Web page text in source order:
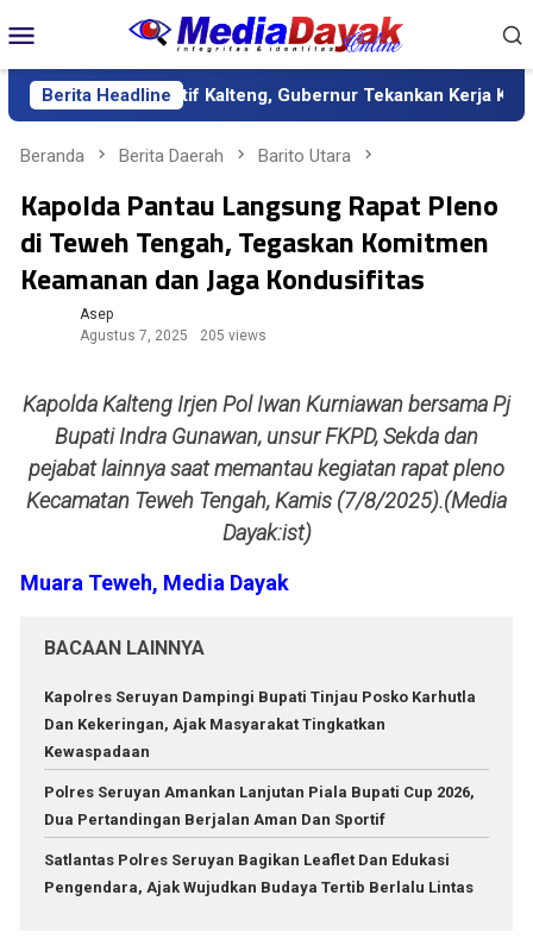
ke
kontenMobile
Berita Headline
Definitif Kalteng, Gubernur Tekankan Kerja Keras dan
Beranda Berita Daerah Barito Utara
Kapolda Pantau Langsung Rapat Pleno
di Teweh Tengah, Tegaskan Komitmen
Keamanan dan Jaga Kondusifitas
Asep
Agustus 7, 2025
205 views
Kapolda Kalteng Irjen Pol Iwan Kurniawan bersama Pj
Bupati Indra Gunawan, unsur FKPD, Sekda dan
pejabat lainnya saat memantau kegiatan rapat pleno
Kecamatan Teweh Tengah, Kamis (7/8/2025).(Media
Dayak:ist)
Muara Teweh, Media Dayak
BACAAN LAINNYA
Kapolres Seruyan Dampingi Bupati Tinjau Posko Karhutla
Dan Kekeringan, Ajak Masyarakat Tingkatkan
Kewaspadaan
Polres Seruyan Amankan Lanjutan Piala Bupati Cup 2026,
Dua Pertandingan Berjalan Aman Dan Sportif
Satlantas Polres Seruyan Bagikan Leaflet Dan Edukasi
Pengendara, Ajak Wujudkan Budaya Tertib Berlalu Lintas